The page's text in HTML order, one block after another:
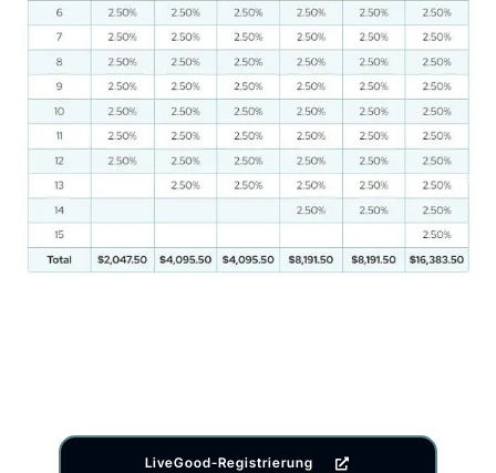
LiveGood-Registrierung